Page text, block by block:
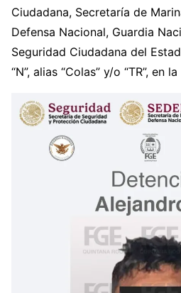
Ciudadana, Secretaría de
Defensa Nacional, Guardia
Seguridad Ciudadana del
“N”, alias “Colas” y/o “TR”, en